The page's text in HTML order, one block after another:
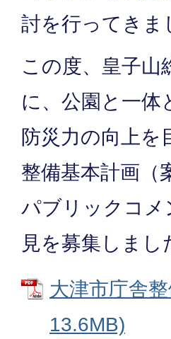
討を行ってきま
この度、皇子山
に、公園と一体
防災力の向上を
整備基本計画（
パブリックコメ
見を募集しま
大津市庁舎
13.6MB)